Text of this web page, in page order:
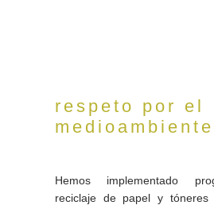
respeto por el
medioambiente
Hemos implementado
reciclaje de papel y tóneres